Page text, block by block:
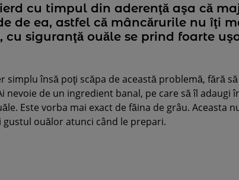
cu timpul din aderenţă aşa că
de ea, astfel că mâncărurile nu îţi
cu siguranţă ouăle se prind foarte
simplu însă poţi scăpa de această problemă, fără
nevoie de un ingredient banal, pe care să îl adaugi
Este vorba mai exact de făina de grâu. Aceasta
gustul ouălor atunci când le prepari.